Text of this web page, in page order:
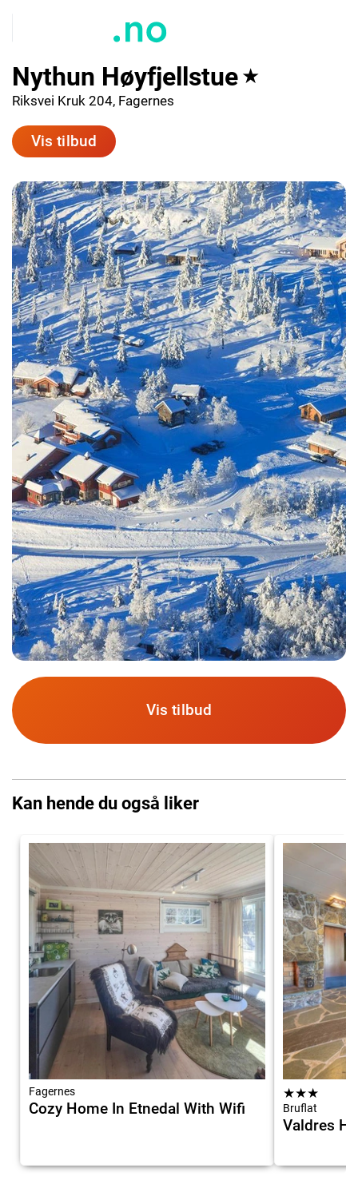
Nythun Høyfjellstue ★
Riksvei Kruk 204, Fagernes
Vis tilbud
Vis tilbud
Kan hende du også liker
Fagernes
Cozy Home In Etnedal With Wifi
★★★
Bruflat
Valdres